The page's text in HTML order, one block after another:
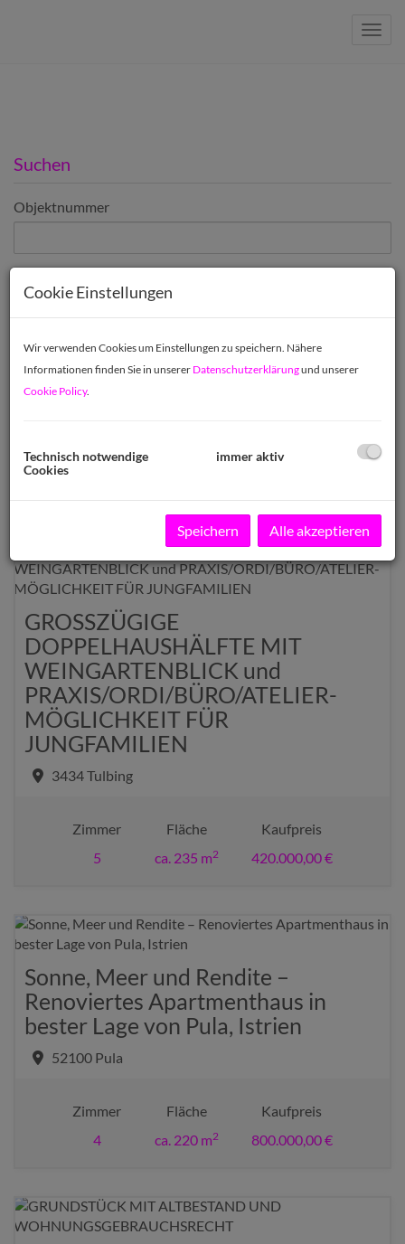
Suchen
Objektnummer
Objektart
Filter zurücksetzen
Suchen
GROSSZÜGIGE
DOPPELHAUSHÄLFTE MIT
WEINGARTENBLICK und
PRAXIS/ORDI/BÜRO/ATELIER-
MÖGLICHKEIT FÜR
JUNGFAMILIEN
3434 Tulbing
Zimmer
5
Fläche
ca. 235 m2
Kaufpreis
420.000,00 €
Sonne, Meer und Rendite –
Renoviertes Apartmenthaus in
bester Lage von Pula, Istrien
52100 Pula
Zimmer
4
Fläche
ca. 220 m2
Kaufpreis
800.000,00 €
Cookie Einstellungen
Wir verwenden Cookies um Einstellungen zu speichern. Nähere
Informationen finden Sie in unserer Datenschutzerklärungund unserer
Cookie Policy.
Technisch notwendige
Cookies
immer aktiv
Speichern Alle akzeptieren